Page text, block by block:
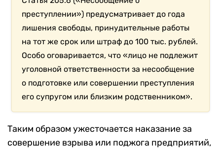
преступлении») предусматривает до года
лишения свободы, принудительные работы
на тот же срок или штраф до 100 тыс. рублей.
Особо оговаривается, что «лицо не подлежит
уголовной ответственности за несообщение
о подготовке или совершении преступления
его супругом или близким родственником».
Таким образом ужесточается наказание за
совершение взрыва или поджога предприятий,